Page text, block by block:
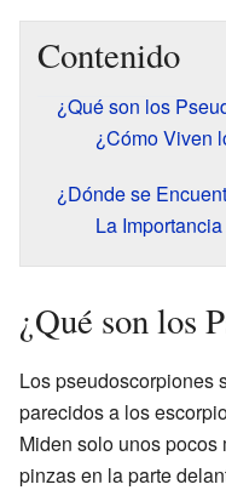
Contenido
¿Qué son los
¿Cómo Viven
¿Dónde se
La
¿Qué son los
Los pseudoscorpiones
parecidos a los
Miden solo unos
pinzas en la parte